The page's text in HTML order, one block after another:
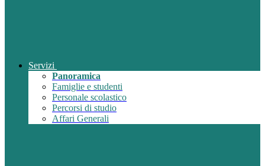
Servizi
Panoramica
Famiglie e studenti
Personale scolastico
Percorsi di studio
Affari Generali